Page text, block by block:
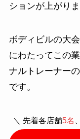
ションが上がりま
ボディビルの大
にわたってこの
ナルトレーナー
です。
＼ 先着各店舗5名